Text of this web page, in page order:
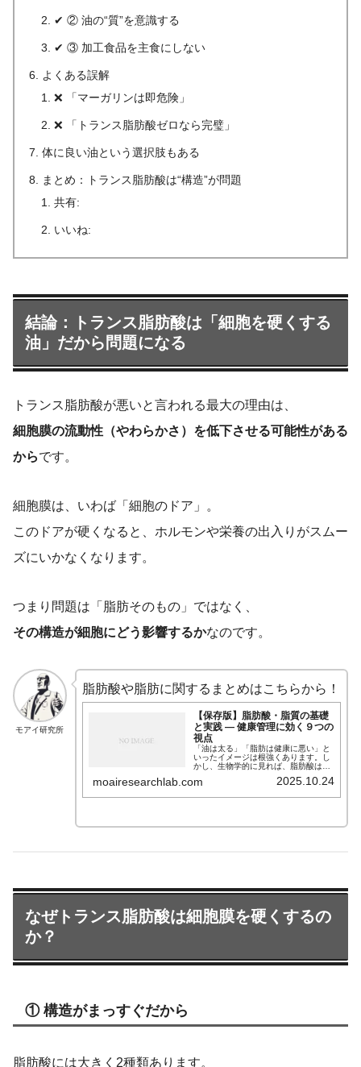
✔ ② 油の“質”を意識する
✔ ③ 加工食品を主食にしない
よくある誤解
❌ 「マーガリンは即危険」
❌ 「トランス脂肪酸ゼロなら完璧」
体に良い油という選択肢もある
まとめ：トランス脂肪酸は“構造”が問題
共有:
いいね:
結論：トランス脂肪酸は「細胞を硬くする
油」だから問題になる
トランス脂肪酸が悪いと言われる最大の理由は、
細胞膜の流動性（やわらかさ）を低下させる可能性がある
からです。
細胞膜は、いわば「細胞のドア」。
このドアが硬くなると、ホルモンや栄養の出入りがスムー
ズにいかなくなります。
つまり問題は「脂肪そのもの」ではなく、
その構造が細胞にどう影響するかなのです。
モアイ研究所
脂肪酸や脂肪に関するまとめはこちらから！
【保存版】脂肪酸・脂質の基礎
と実践 — 健康管理に効く９つの
視点
「油は太る」「脂肪は健康に悪い」と
いったイメージは根強くあります。し
かし、生物学的に見れば、脂肪酸は生
命維持に欠かせない重要な分子群で
す。細胞膜の材料となり、ホルモンや
学的違い、そして最新の研究が示す
moairesearchlab.com 2025.10.24
なぜトランス脂肪酸は細胞膜を硬くするの
か？
① 構造がまっすぐだから
脂肪酸には大きく2種類あります。